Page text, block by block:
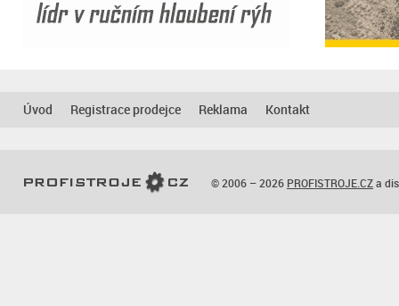
Úvod Registrace prodejce Reklama Kontakt
© 2006 – 2026 PROFISTROJE.CZa